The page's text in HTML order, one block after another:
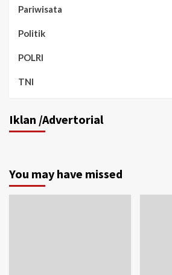
Pariwisata
Politik
POLRI
TNI
Iklan /Advertorial
You may have missed